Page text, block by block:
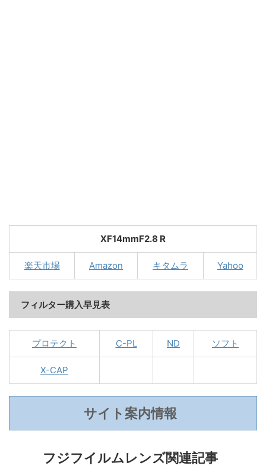
XF14mmF2.8 R
楽天市場 Amazon キタムラ Yahoo
フィルター購入早見表
プロテクト C-PL ND ソフト
X-CAP
サイト案内情報
フジフイルムレンズ関連記事